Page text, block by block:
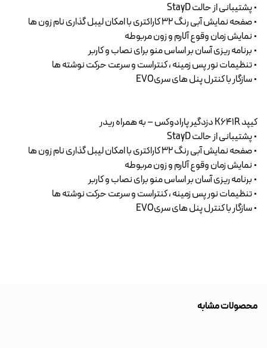
• پشتیبانی‌ از حالت StayD
• صفحه نمایش آبی رنگ 32 کاراکتری با امکان لیبل گذاری نام زون ها
• نمایش زمان وقوع آلارم و زون مربوطه
• برنامه ریزی آسان بر اساس منو برای نصاب و کاربر
• تنظیمات نور پس زمینه ، کنتراست و سرعت حرکت نوشته ها
• سازگار با کنترل پنل های سریEVO
کیپد K641R دزدگیر پارادوکس – به همراه ریدر
• پشتیبانی‌ از حالت StayD
• صفحه نمایش آبی رنگ 32 کاراکتری با امکان لیبل گذاری نام زون ها
• نمایش زمان وقوع آلارم و زون مربوطه
• برنامه ریزی آسان بر اساس منو برای نصاب و کاربر
• تنظیمات نور پس زمینه ، کنتراست و سرعت حرکت نوشته ها
• سازگار با کنترل پنل های سریEVO
محصولات مشابه